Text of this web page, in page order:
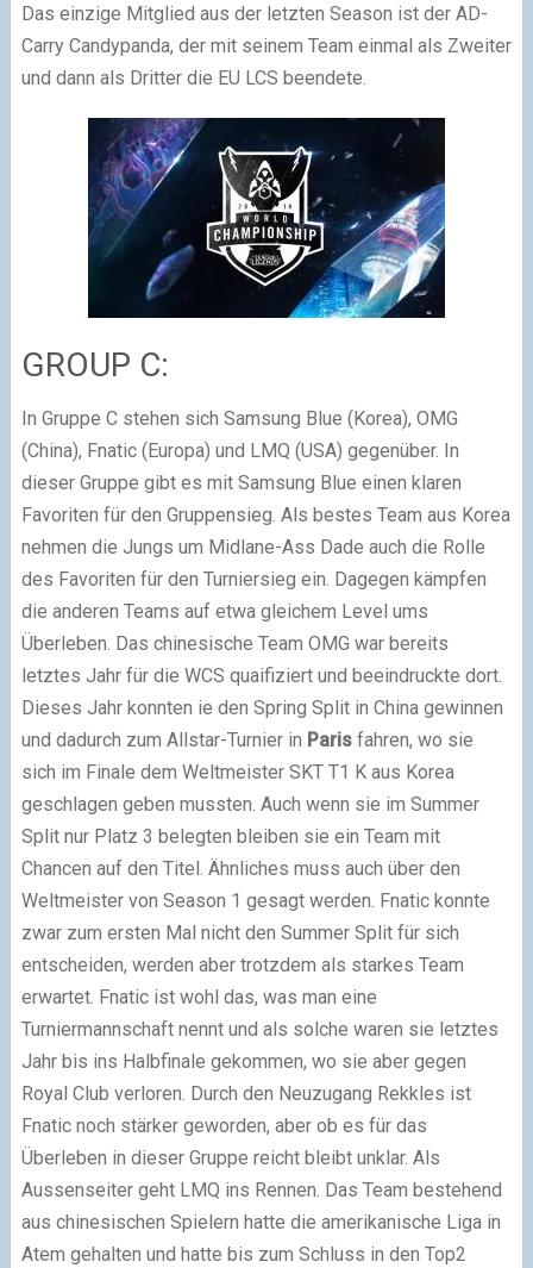
Das einzige Mitglied aus der letzten Season ist der AD-
Carry Candypanda, der mit seinem Team einmal als Zweiter
und dann als Dritter die EU LCS beendete.
GROUP C:
In Gruppe C stehen sich Samsung Blue (Korea), OMG
(China), Fnatic (Europa) und LMQ (USA) gegenüber. In
dieser Gruppe gibt es mit Samsung Blue einen klaren
Favoriten für den Gruppensieg. Als bestes Team aus Korea
nehmen die Jungs um Midlane-Ass Dade auch die Rolle
des Favoriten für den Turniersieg ein. Dagegen kämpfen
die anderen Teams auf etwa gleichem Level ums
Überleben. Das chinesische Team OMG war bereits
letztes Jahr für die WCS quaifiziert und beeindruckte dort.
Dieses Jahr konnten ie den Spring Split in China gewinnen
und dadurch zum Allstar-Turnier in Parisfahren, wo sie
sich im Finale dem Weltmeister SKT T1 K aus Korea
geschlagen geben mussten. Auch wenn sie im Summer
Split nur Platz 3 belegten bleiben sie ein Team mit
Chancen auf den Titel. Ähnliches muss auch über den
Weltmeister von Season 1 gesagt werden. Fnatic konnte
zwar zum ersten Mal nicht den Summer Split für sich
entscheiden, werden aber trotzdem als starkes Team
erwartet. Fnatic ist wohl das, was man eine
Turniermannschaft nennt und als solche waren sie letztes
Jahr bis ins Halbfinale gekommen, wo sie aber gegen
Royal Club verloren. Durch den Neuzugang Rekkles ist
Fnatic noch stärker geworden, aber ob es für das
Überleben in dieser Gruppe reicht bleibt unklar. Als
Aussenseiter geht LMQ ins Rennen. Das Team bestehend
aus chinesischen Spielern hatte die amerikanische Liga in
Atem gehalten und hatte bis zum Schluss in den Top2